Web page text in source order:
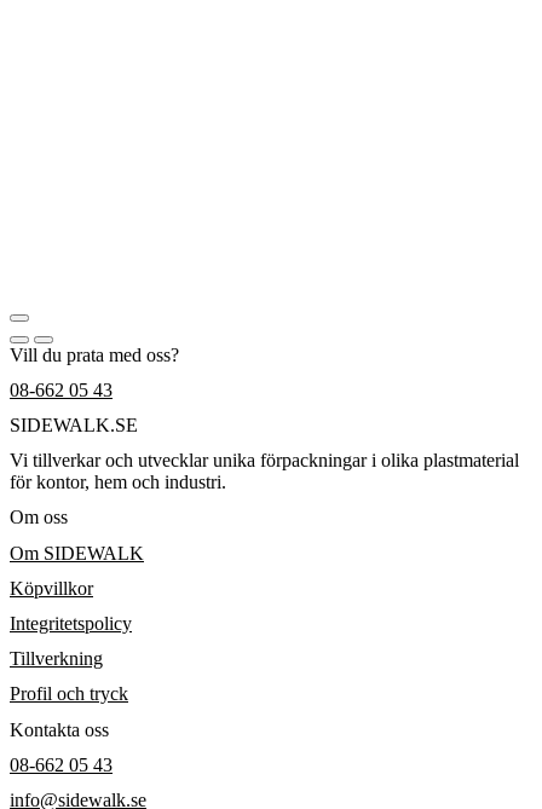
Vill du prata med oss?
08-662 05 43
SIDEWALK.SE
Vi tillverkar och utvecklar unika förpackningar i olika plastmaterial
för kontor, hem och industri.
Om oss
Om SIDEWALK
Köpvillkor
Integritetspolicy
Tillverkning
Profil och tryck
Kontakta oss
08-662 05 43
info@sidewalk.se